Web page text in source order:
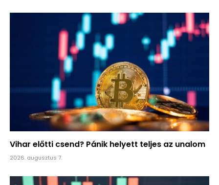
Vihar előtti csend? Pánik helyett teljes az unalom
2026. augusztus 7.